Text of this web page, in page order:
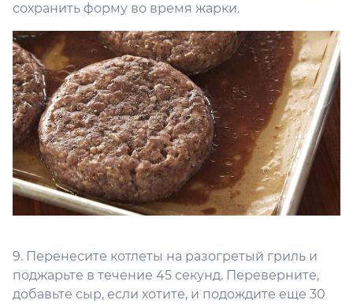
сохранить форму во время жарки.
9. Перенесите котлеты на разогретый гриль и
поджарьте в течение 45 секунд. Переверните,
добавьте сыр, если хотите, и подождите еще 30